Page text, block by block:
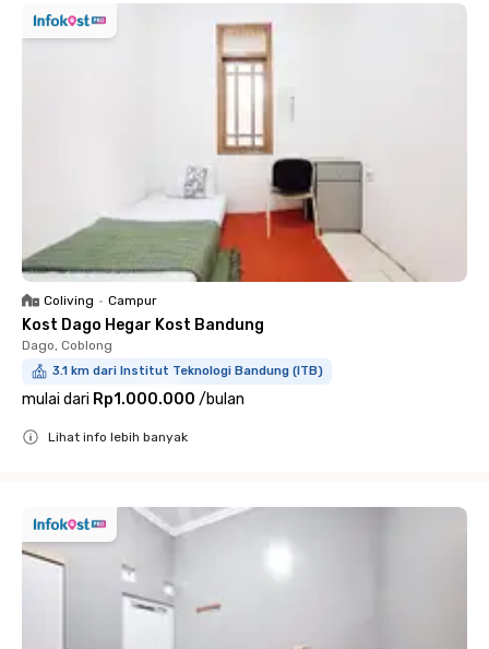
Coliving • Campur
Kost Dago Hegar Kost Bandung
Dago, Coblong
3.1 km dari Institut Teknologi Bandung (ITB)
mulai dari Rp1.000.000 /bulan
Lihat info lebih banyak